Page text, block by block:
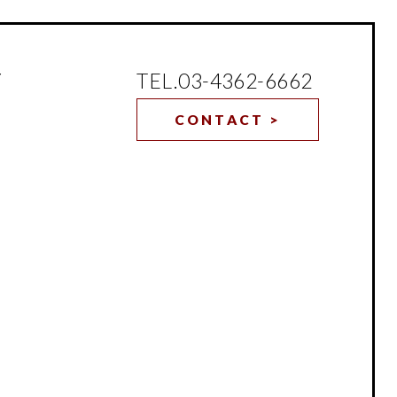
TEL.03-4362-6662
CONTACT